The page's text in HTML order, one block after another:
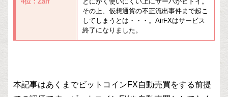
その上、仮想通貨の不正流出事件まで起こ
してしまうとは・・・。AirFXはサービス
終了になりました。
本記事はあくまでビットコインFX自動売買をする前提